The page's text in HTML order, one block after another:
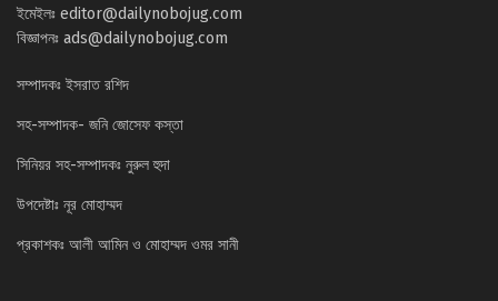
ইমেইলঃ editor@dailynobojug.com
বিজ্ঞাপনঃ ads@dailynobojug.com
সম্পাদকঃ ইসরাত রশিদ
সহ-সম্পাদক- জনি জোসেফ কস্তা
সিনিয়র সহ-সম্পাদকঃ নুরুল হুদা
উপদেষ্টাঃ নূর মোহাম্মদ
প্রকাশকঃ আলী আমিন ও মোহাম্মদ ওমর সানী